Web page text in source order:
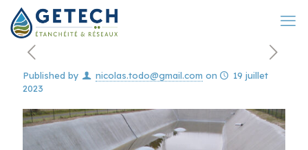
Published by nicolas.todo@gmail.com on
19 juillet
2023